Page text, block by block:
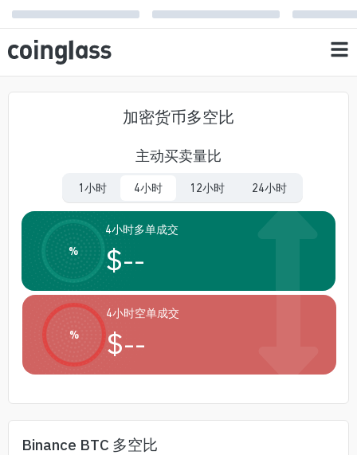
加密货币多空比
主动买卖量比
1小时 4小时 12小时 24小时
%
4小时多单成交
$--
%
4小时空单成交
$--
Binance BTC 多空比